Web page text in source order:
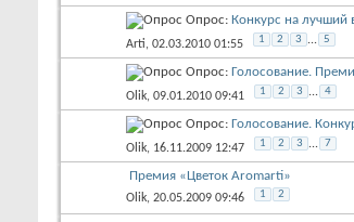
Опрос: Конкурс на лучший
Arti, 02.03.2010 01:55 1 2 3 ... 5
Опрос: Голосование.
Olik, 09.01.2010 09:41 1 2 3 ... 4
Опрос: Голосование.
Olik, 16.11.2009 12:47 1 2 3 ... 7
Премия «Цветок Aromarti»
Olik, 20.05.2009 09:46 1 2